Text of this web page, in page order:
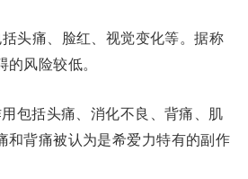
头痛、脸红、视觉变化等。据称
风险较低。
包括头痛、消化不良、背痛、肌
和背痛被认为是希爱力特有的副作